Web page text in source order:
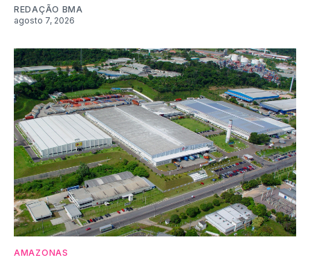
REDAÇÃO BMA
agosto 7, 2026
AMAZONAS